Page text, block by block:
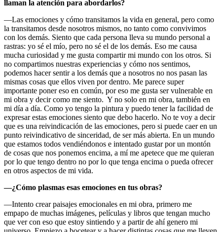
llaman la atención para abordarlos?
—Las emociones y cómo transitamos la vida en general, pero como
la transitamos desde nosotros mismos, no tanto como convivimos
con los demás. Siento que cada persona lleva su mundo personal a
rastras: yo sé el mío, pero no sé el de los demás. Eso me causa
mucha curiosidad y me gusta compartir mi mundo con los otros. Si
no compartimos nuestras experiencias y cómo nos sentimos,
podemos hacer sentir a los demás que a nosotros no nos pasan las
mismas cosas que ellos viven por dentro. Me parece super
importante poner eso en común, por eso me gusta ser vulnerable en
mi obra y decir como me siento. Y no solo en mi obra, también en
mi día a día. Como yo tengo la pintura y puedo tener la facilidad de
expresar estas emociones siento que debo hacerlo. No te voy a decir
que es una reivindicación de las emociones, pero si puede caer en un
punto reivindicativo de sinceridad, de ser más abierta. En un mundo
que estamos todos vendiéndonos e intentado gustar por un montón
de cosas que nos ponemos encima, a mí me apetece que me quieran
por lo que tengo dentro no por lo que tenga encima o pueda ofrecer
en otros aspectos de mi vida.
—¿Cómo plasmas esas emociones en tus obras?
—Intento crear paisajes emocionales en mi obra, primero me
empapo de muchas imágenes, películas y libros que tengan mucho
que ver con eso que estoy sintiendo y a partir de ahí genero mi